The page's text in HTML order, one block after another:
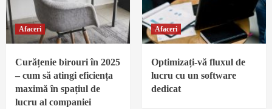
Afaceri
Curățenie birouri în 2025
– cum să atingi eficiența
maximă în spațiul de
lucru al companiei
Afaceri
Optimizați-vă fluxul de
lucru cu un software
dedicat